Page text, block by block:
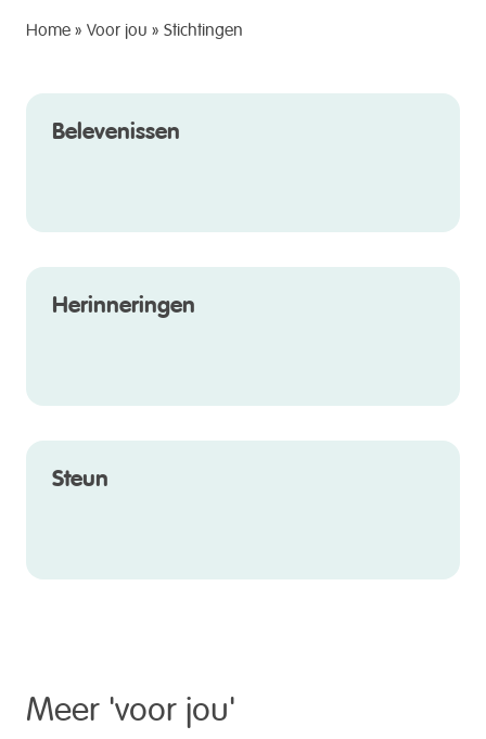
Home » Voor jou » Stichtingen
Belevenissen
Herinneringen
Steun
Meer 'voor jou '